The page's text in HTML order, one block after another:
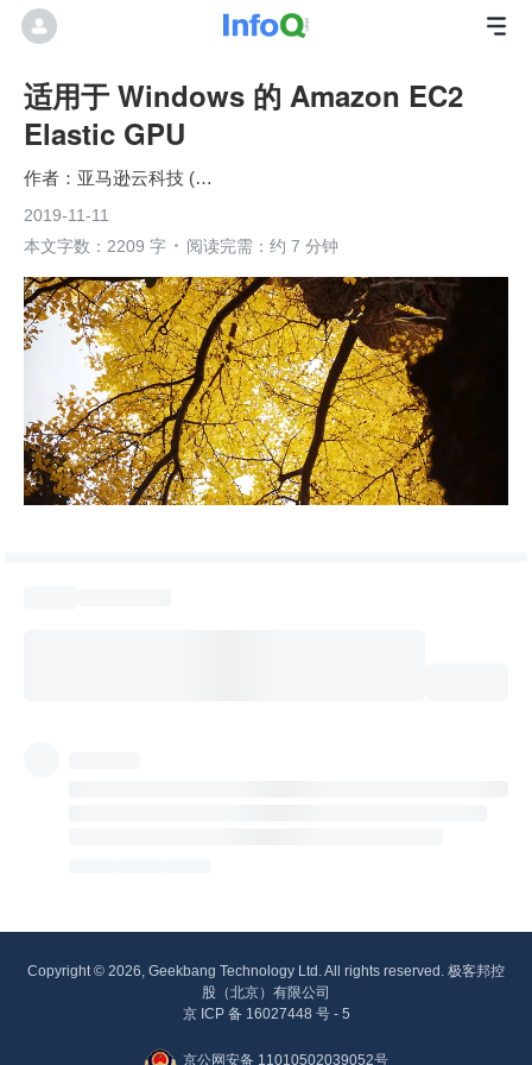
适用于 Windows 的 Amazon EC2
Elastic GPU
亚马逊云科技 (Amazon Web Services）
2019-11-11
本文字数：2209 字
阅读完需：约 7 分钟
Copyright © 2026, Geekbang Technology Ltd. All rights reserved. 极客邦控
股（北京）有限公司
京 ICP 备 16027448 号 - 5
京公网安备 11010502039052号